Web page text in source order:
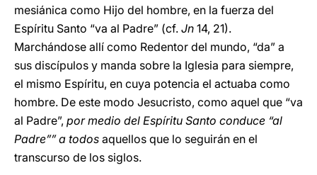
mesiánica como Hijo del hombre, en la fuerza del
Espíritu Santo “va al Padre” (cf. Jn 14, 21).
Marchándose allí como Redentor del mundo, “da” a
sus discípulos y manda sobre la Iglesia para siempre,
el mismo Espíritu, en cuya potencia el actuaba como
hombre. De este modo Jesucristo, como aquel que “va
al Padre”, por medio del Espíritu Santo conduce “al
Padre”” a todos aquellos que lo seguirán en el
transcurso de los siglos.